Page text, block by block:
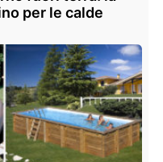
per le calde